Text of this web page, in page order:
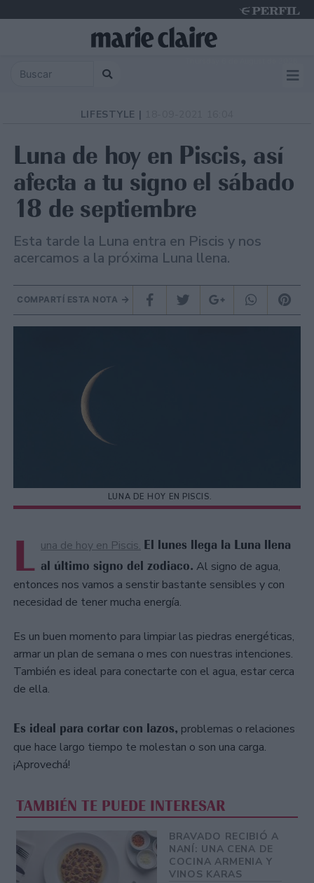
LIFESTYLE |
Luna de hoy en Piscis, así
afecta a tu signo el sábado
18 de septiembre
Esta tarde la Luna entra en Piscis y nos
acercamos a la próxima Luna llena.
COMPARTÍ ESTA NOTA
LUNA DE HOY EN PISCIS.
L una de hoy en Piscis. El lunes llega la Luna llena
al último signo del zodiaco. Al signo de agua,
entonces nos vamos a senstir bastante sensibles y con
necesidad de tener mucha energía.
Es un buen momento para limpiar las piedras energéticas,
armar un plan de semana o mes con nuestras intenciones.
También es ideal para conectarte con el agua, estar cerca
de ella.
Es ideal para cortar con lazos, problemas o relaciones
que hace largo tiempo te molestan o son una carga.
¡Aprovechá!
TAMBIÉN TE PUEDE INTERESAR
BRAVADO RECIBIÓ A
NANÍ: UNA CENA DE
COCINA ARMENIA Y
VINOS KARAS